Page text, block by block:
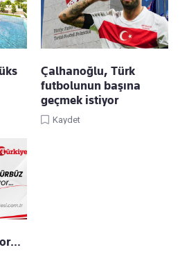
Çalhanoğlu, Türk
futbolunun başına
geçmek istiyor
Kaydet